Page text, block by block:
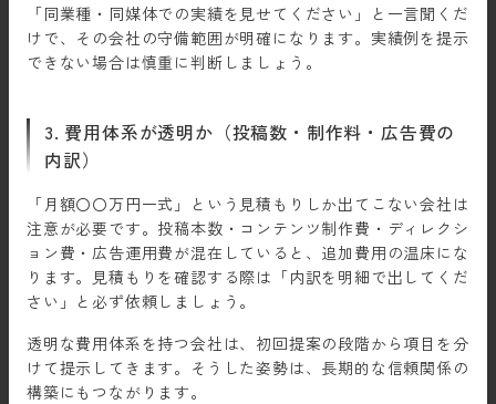
「同業種・同媒体での実績を見せてください」と一言聞くだ
けで、その会社の守備範囲が明確になります。実績例を提示
できない場合は慎重に判断しましょう。
3. 費用体系が透明か（投稿数・制作料・広告費の
内訳）
「月額〇〇万円一式」という見積もりしか出てこない会社は
注意が必要です。投稿本数・コンテンツ制作費・ディレクシ
ョン費・広告運用費が混在していると、追加費用の温床にな
ります。見積もりを確認する際は「内訳を明細で出してくだ
さい」と必ず依頼しましょう。
透明な費用体系を持つ会社は、初回提案の段階から項目を分
けて提示してきます。そうした姿勢は、長期的な信頼関係の
構築にもつながります。